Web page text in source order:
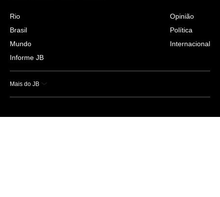
Rio
Brasil
Mundo
Informe JB
Opinião
Política
Internacional
Mais do JB
Esportes